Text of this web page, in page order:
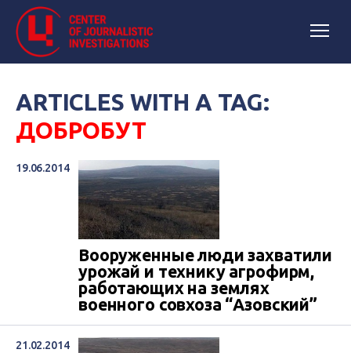
ARTICLES WITH A TAG:
ДОБРОБУТ
19.06.2014
Вооруженные люди захватили
урожай и технику агрофирм,
работающих на землях
военного совхоза “Азовский”
21.02.2014